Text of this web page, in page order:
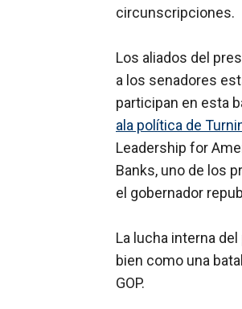
circunscripciones.
Los aliados del
a los senadores
participan en esta
ala política de
Leadership for
Banks, uno de los
el gobernador
La lucha interna
bien como una
GOP.